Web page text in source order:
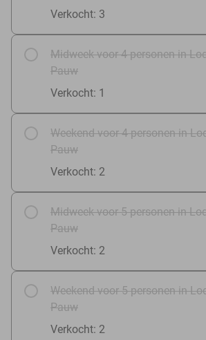
Verkocht: 3
Midweek voor 4 personen in
Pauw
Verkocht: 1
Weekend voor 4 personen in
Pauw
Verkocht: 2
Midweek voor 5 personen in
Pauw
Verkocht: 2
Weekend voor 5 personen in
Pauw
Verkocht: 2